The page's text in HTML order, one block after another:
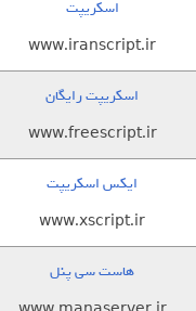
اسکریپت
www.iranscript.ir
اسکریپت رایگان
www.freescript.ir
ایکس اسکریپت
www.xscript.ir
هاست سی پنل